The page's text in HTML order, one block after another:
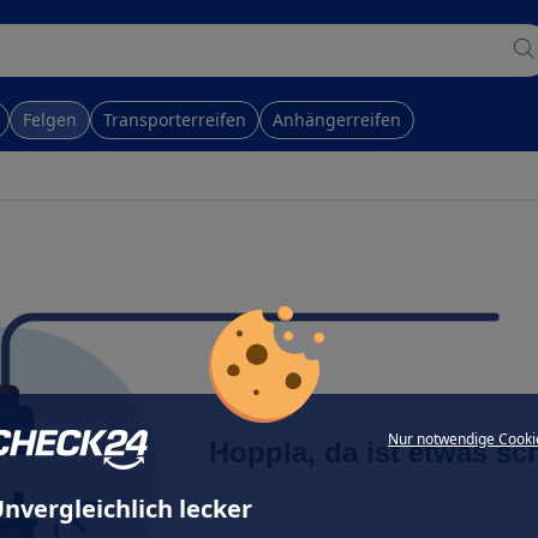
Nur notwendige
lecker
Felgen Transporterreifen Anhängerreifen
Hoppla, da ist etwas